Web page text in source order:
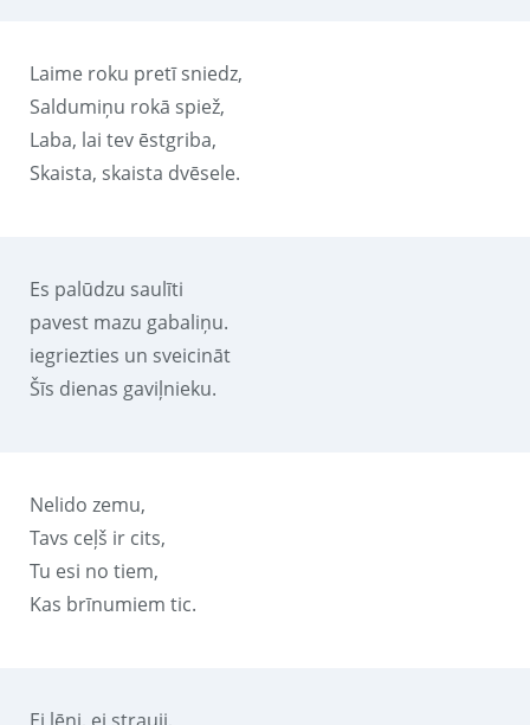
Laime roku pretī sniedz,
Saldumiņu rokā spiež,
Laba, lai tev ēstgriba,
Skaista, skaista dvēsele.
Es palūdzu saulīti
pavest mazu gabaliņu.
iegriezties un sveicināt
Šīs dienas gaviļnieku.
Nelido zemu,
Tavs ceļš ir cits,
Tu esi no tiem,
Kas brīnumiem tic.